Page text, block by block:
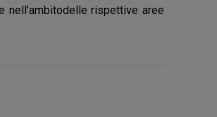
nell’ambitodelle rispettive aree